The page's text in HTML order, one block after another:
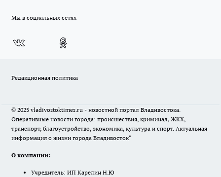
Мы в социальных сетях
Редакционная политика
© 2025 vladivostoktimes.ru - новостной портал Владивостока.
Оперативные новости города: происшествия, криминал, ЖКХ,
транспорт, благоустройство, экономика, культура и спорт. Актуальная
информация о жизни города Владивосток"
О компании:
Учредитель: ИП Карелин Н.Ю